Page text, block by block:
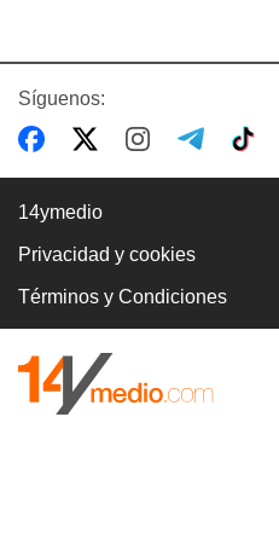
Síguenos:
14ymedio
Privacidad y cookies
Términos y Condiciones